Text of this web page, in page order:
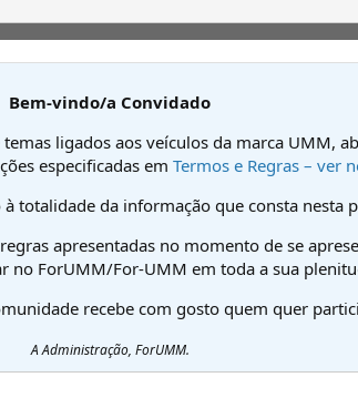
Bem-vindo/a Convidado
ligados aos veículos da marca UMM,
especificadas em Termos e Regras – ver
à totalidade da informação que consta nesta
apresentadas no momento de se
no ForUMM/For-UMM em toda a sua
recebe com gosto quem quer
A Administração, ForUMM.